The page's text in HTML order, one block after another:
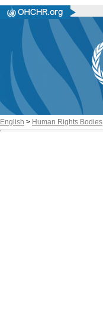
English > Human Rights Bodies